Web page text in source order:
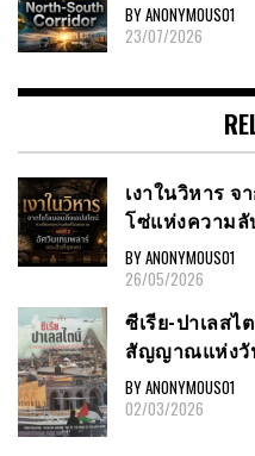
BY ANONYMOUS01
23/07/2026
เงาในวิหาร
โซ่แห่งความลั
BY ANONYMOUS01
26/05/2026
ซีเรีย​-ปาเลส
สัญญาณ​แห่งวั
BY ANONYMOUS01
02/03/2026